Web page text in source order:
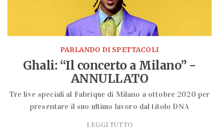
PARLANDO DI SPETTACOLI
Ghali: “Il concerto a Milano” -
ANNULLATO
Tre live speciali al Fabrique di Milano a ottobre 2020 per
presentare il suo ultimo lavoro dal titolo DNA
LEGGI TUTTO